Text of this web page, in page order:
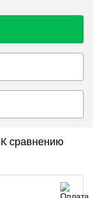
К сравнению